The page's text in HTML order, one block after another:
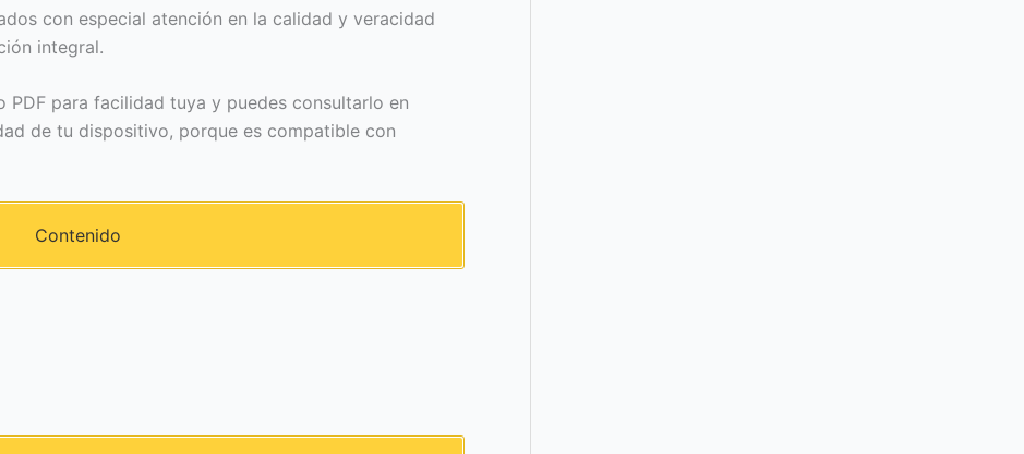
con especial atención en la calidad y veracidad
integral.
para facilidad tuya y puedes consultarlo en
de tu dispositivo, porque es compatible con
Contenido